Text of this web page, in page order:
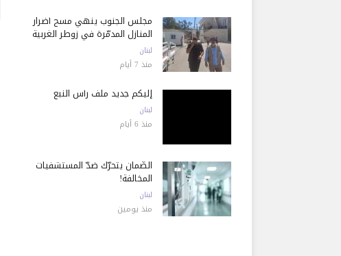
مجلس الجنوب ينهي مسح أضرار
المنازل المدمّرة في زوطر الغربية
لبنان
منذ 7 أيام
إليكم جديد ملف رأس النبع
لبنان
منذ 6 أيام
الضّمان يتحرّك ضدّ المستشفيات
المخالفة!
لبنان
منذ يومين